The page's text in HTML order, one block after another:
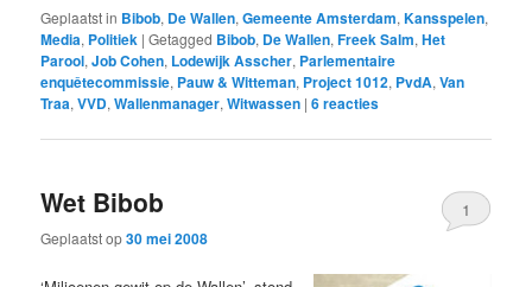
Geplaatst in Bibob, De Wallen,Gemeente Amsterdam,Kansspelen,
Media, Politiek |Getagged Bibob, De Wallen,Freek Salm,Het
Parool,Job Cohen, Lodewijk Asscher, Parlementaire
enquêtecommissie, Pauw & Witteman, Project 1012, PvdA,Van
Traa,VVD,Wallenmanager,Witwassen |6reacties
Wet Bibob
Geplaatst op30 mei 2008
1